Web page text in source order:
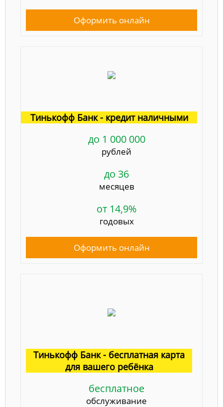
Оформить онлайн
Тинькофф Банк - кредит наличными
до 1 000 000
рублей
до 36
месяцев
от 14,9%
годовых
Оформить онлайн
Тинькофф Банк - бесплатная карта
для вашего ребёнка
бесплатное
обслуживание